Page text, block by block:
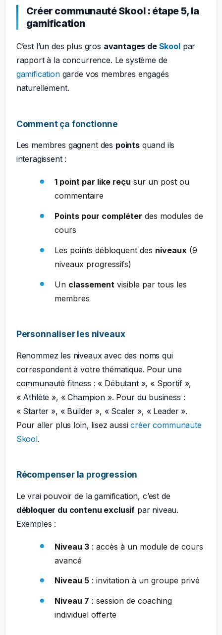
Créer communauté Skool : étape 5, la
gamification
C’est l’un des plus gros avantages de Skoolpar
rapport à la concurrence. Le système de
gamificationgarde vos membres engagés
naturellement.
Comment ça fonctionne
Les membres gagnent des pointsquand ils
interagissent :
1 point par like reçu sur un post ou
commentaire
Points pour compléter des modules de
cours
Les points débloquent des niveaux (9
niveaux progressifs)
Un classement visible par tous les
membres
Personnaliser les niveaux
Renommez les niveaux avec des noms qui
correspondent à votre thématique. Pour une
communauté fitness : « Débutant », « Sportif »,
« Athlète », « Champion ». Pour du business :
« Starter », « Builder », « Scaler », « Leader ».
Pour aller plus loin, lisez aussicréer communaute
Skool.
Récompenser la progression
Le vrai pouvoir de la gamification, c’est de
débloquer du contenu exclusif par niveau.
Exemples :
Niveau 3: accès à un module de cours
avancé
Niveau 5: invitation à un groupe privé
Niveau 7 : session de coaching
individuel offerte